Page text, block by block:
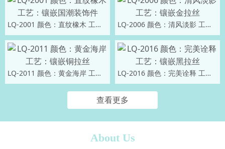
LQ-2001 颜色：直纹橡木 工艺：镶嵌国潮装饰件 LQ-2006 颜色：清风淡影 工艺：镶嵌金拉丝
LQ-2011 颜色：黄金海岸 工艺：镶嵌铜拉丝 LQ-2016 颜色：完美诠释 工艺：镶嵌黑拉丝
查看更多
About Us